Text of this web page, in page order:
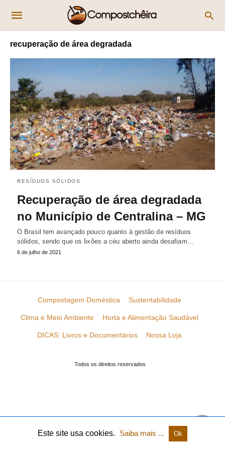
recuperação de área degradada
RESÍDUOS SÓLIDOS
Recuperação de área degradada
no Município de Centralina – MG
O Brasil tem avançado pouco quanto à gestão de resíduos
sólidos, sendo que os lixões a céu aberto ainda desafiam…
6 de julho de 2021
Compostagem Doméstica Sustentabilidade
Clima e Meio Ambiente Horta e Alimentação Saudável
DICAS: Livros e Documentários Nossa Loja
Todos os direitos reservados
Este site usa cookies. Saiba mais ... Ok